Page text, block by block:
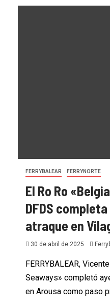
FERRYBALEAR FERRYNORTE
El Ro Ro
DFDS
atraque en
30 de abril de 2025
FERRYBALEAR,
Seaways» completó
en Arousa como paso